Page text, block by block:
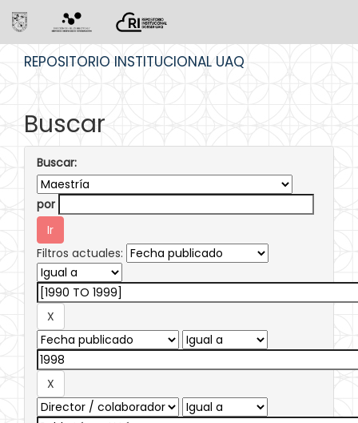
REPOSITORIO INSTITUCIONAL UAQ
Buscar
Buscar:
por
Filtros actuales: